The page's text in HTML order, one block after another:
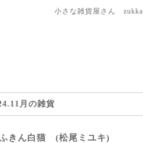
小さな雑貨屋さん zukka
月の雑貨
きん白猫 (松尾ミユキ)